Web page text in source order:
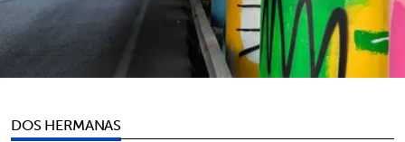
DOS HERMANAS